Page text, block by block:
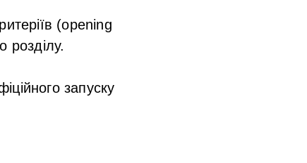
(opening
розділу.
запуску